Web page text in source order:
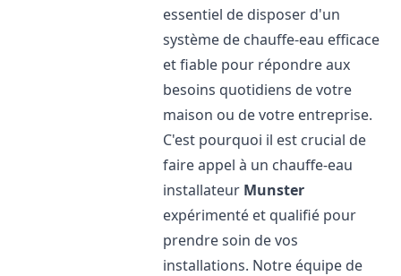
essentiel de disposer d'un
système de chauffe-eau efficace
et fiable pour répondre aux
besoins quotidiens de votre
maison ou de votre entreprise.
C'est pourquoi il est crucial de
faire appel à un chauffe-eau
installateur Munster
expérimenté et qualifié pour
prendre soin de vos
installations. Notre équipe de